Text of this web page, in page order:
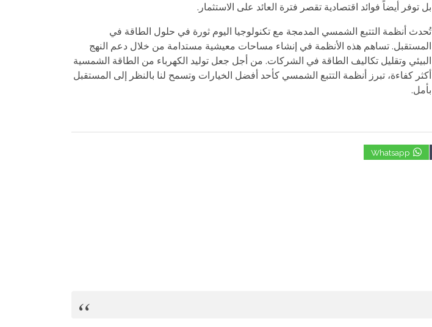
بل توفر أيضاً فوائد اقتصادية تقصر فترة العائد على الاستثمار.
تُحدث أنظمة التتبع الشمسي المدمجة مع تكنولوجيا اليوم ثورة في حلول الطاقة في
المستقبل. تساهم هذه الأنظمة في إنشاء مساحات معيشية مستدامة من خلال دعم النهج
البيئي وتقليل تكاليف الطاقة في الشركات. من أجل جعل توليد الكهرباء من الطاقة الشمسية
أكثر كفاءة، تبرز أنظمة التتبع الشمسي كأحد أفضل الخيارات وتسمح لنا بالنظر إلى المستقبل
بأمل.
Whatsapp